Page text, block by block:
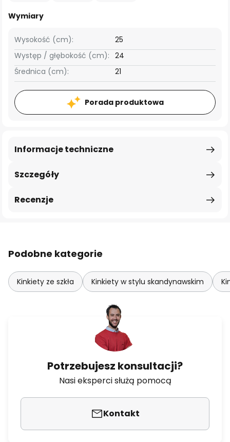
Wymiary
Wysokość (cm):
25
Występ / głębokość (cm): 24
Średnica (cm):
21
Porada produktowa
Szczegóły
Informacje techniczne
Recenzje
Podobne kategorie
Kinkiety ze szkła Kinkiety w stylu skandynawskim
Potrzebujesz konsultacji?
Nasi eksperci służą pomocą
Kontakt